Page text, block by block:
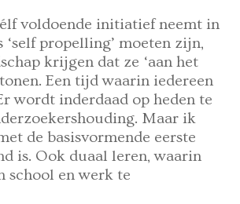
voldoende initiatief neemt in
propelling’ moeten zijn,
krijgen dat ze ‘aan het
Een tijd waarin iedereen
wordt inderdaad op heden te
Maar ik
de basisvormende eerste
is. Ook duaal leren, waarin
school en werk te